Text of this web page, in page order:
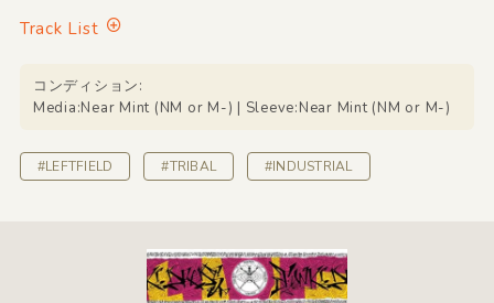
Track List
コンディション:
Media:Near Mint (NM or M-) | Sleeve:Near Mint (NM or M-)
#LEFTFIELD #TRIBAL #INDUSTRIAL